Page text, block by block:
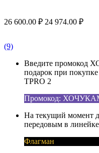
26 600.00 ₽ 24 974.00 ₽
(9)
Введите промокод
подарок при
TPRO 2
Промокод:
На текущий момент
передовым в
Флагман